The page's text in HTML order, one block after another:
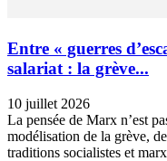
Entre « guerres
salariat : la grève...
10 juillet 2026
La pensée de Marx n’est
modélisation de la grève,
traditions socialistes et